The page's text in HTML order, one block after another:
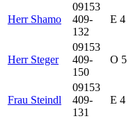
Herr Shamo
09153
409-
132
E 4
Herr Steger
09153
409-
150
O 5
Frau Steindl
09153
409-
131
E 4